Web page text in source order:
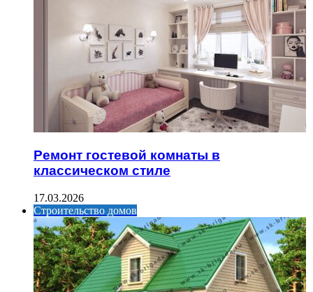
Ремонт гостевой комнаты в
классическом стиле
17.03.2026
Строительство домов